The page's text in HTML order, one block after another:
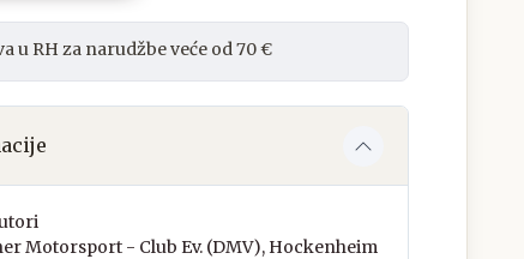
u RH za narudžbe veće od 70 €
Motorsport - Club Ev. (DMV), Hockenheim